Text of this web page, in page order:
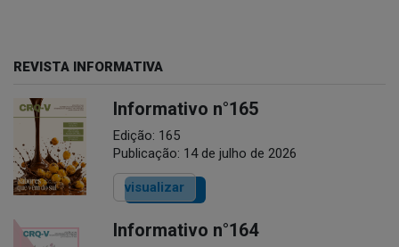
REVISTA INFORMATIVA
Informativo n°165
Edição: 165
Publicação: 14 de julho de 2026
visualizar
Informativo n°164